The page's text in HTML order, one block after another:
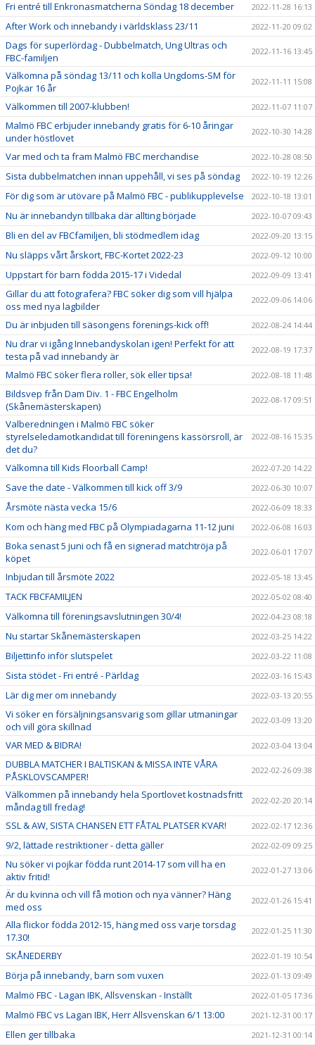
Fri entré till Enkronasmatcherna Söndag 18 december 2022-11-28 16:13
After Work och innebandy i världsklass 23/11 2022-11-20 09:02
Dags för superlördag - Dubbelmatch, Ung Ultras och
FBC-familjen
2022-11-16 13:45
Välkomna på söndag 13/11 och kolla Ungdoms-SM för
Pojkar 16 år
2022-11-11 15:08
Välkommen till 2007-klubben! 2022-11-07 11:07
Malmö FBC erbjuder innebandy gratis för 6-10 åringar
under höstlovet
2022-10-30 14:28
Var med och ta fram Malmö FBC merchandise 2022-10-28 08:50
Sista dubbelmatchen innan uppehåll, vi ses på söndag 2022-10-19 12:26
För dig som är utövare på Malmö FBC - publikupplevelse 2022-10-18 13:01
Nu är innebandyn tillbaka där allting började 2022-10-07 09:43
Bli en del av FBCfamiljen, bli stödmedlem idag 2022-09-20 13:15
Nu släpps vårt årskort, FBC-Kortet 2022-23 2022-09-12 10:00
Uppstart för barn födda 2015-17 i Videdal 2022-09-09 13:41
Gillar du att fotografera? FBC söker dig som vill hjälpa
oss med nya lagbilder
2022-09-06 14:06
Du är inbjuden till säsongens förenings-kick off! 2022-08-24 14:44
Nu drar vi igång Innebandyskolan igen! Perfekt för att
testa på vad innebandy är
2022-08-19 17:37
Malmö FBC söker flera roller, sök eller tipsa! 2022-08-18 11:48
Bildsvep från Dam Div. 1 - FBC Engelholm
(Skånemästerskapen)
2022-08-17 09:51
Valberedningen i Malmö FBC söker
styrelseledamotkandidat till föreningens kassörsroll, är
det du?
2022-08-16 15:35
Välkomna till Kids Floorball Camp! 2022-07-20 14:22
Save the date - Välkommen till kick off 3/9 2022-06-30 10:07
Årsmöte nästa vecka 15/6 2022-06-09 18:33
Kom och häng med FBC på Olympiadagarna 11-12 juni 2022-06-08 16:03
Boka senast 5 juni och få en signerad matchtröja på
köpet
2022-06-01 17:07
Inbjudan till årsmöte 2022 2022-05-18 13:45
TACK FBCFAMILJEN 2022-05-02 08:40
Välkomna till föreningsavslutningen 30/4! 2022-04-23 08:18
Nu startar Skånemästerskapen 2022-03-25 14:22
Biljettinfo inför slutspelet 2022-03-22 11:08
Sista stödet - Fri entré - Pärldag 2022-03-16 15:43
Lär dig mer om innebandy 2022-03-13 20:55
Vi söker en försäljningsansvarig som gillar utmaningar
och vill göra skillnad
2022-03-09 13:20
VAR MED & BIDRA! 2022-03-04 13:04
DUBBLA MATCHER I BALTISKAN & MISSA INTE VÅRA
PÅSKLOVSCAMPER!
2022-02-26 09:38
Välkommen på innebandy hela Sportlovet kostnadsfritt
måndag till fredag!
2022-02-20 20:14
SSL & AW, SISTA CHANSEN ETT FÅTAL PLATSER KVAR! 2022-02-17 12:36
9/2, lättade restriktioner - detta gäller 2022-02-09 09:25
Nu söker vi pojkar födda runt 2014-17 som vill ha en
aktiv fritid!
2022-01-27 13:06
Är du kvinna och vill få motion och nya vänner? Häng
med oss
2022-01-26 15:41
Alla flickor födda 2012-15, häng med oss varje torsdag
17.30!
2022-01-25 11:30
SKÅNEDERBY 2022-01-19 10:54
Börja på innebandy, barn som vuxen 2022-01-13 09:49
Malmö FBC - Lagan IBK, Allsvenskan - Inställt 2022-01-05 17:36
Malmö FBC vs Lagan IBK, Herr Allsvenskan 6/1 13:00 2021-12-31 00:17
Ellen ger tillbaka 2021-12-31 00:14